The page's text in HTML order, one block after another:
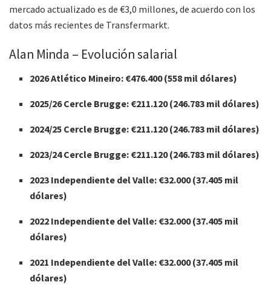
mercado actualizado es de €3,0 millones, de acuerdo con los
datos más recientes de Transfermarkt.
Alan Minda – Evolución salarial
2026 Atlético Mineiro: €476.400 (558 mil dólares)
2025/26 Cercle Brugge: €211.120 (246.783 mil dólares)
2024/25 Cercle Brugge: €211.120 (246.783 mil dólares)
2023/24 Cercle Brugge: €211.120 (246.783 mil dólares)
2023 Independiente del Valle: €32.000 (37.405 mil
dólares)
2022 Independiente del Valle: €32.000 (37.405 mil
dólares)
2021 Independiente del Valle: €32.000 (37.405 mil
dólares)